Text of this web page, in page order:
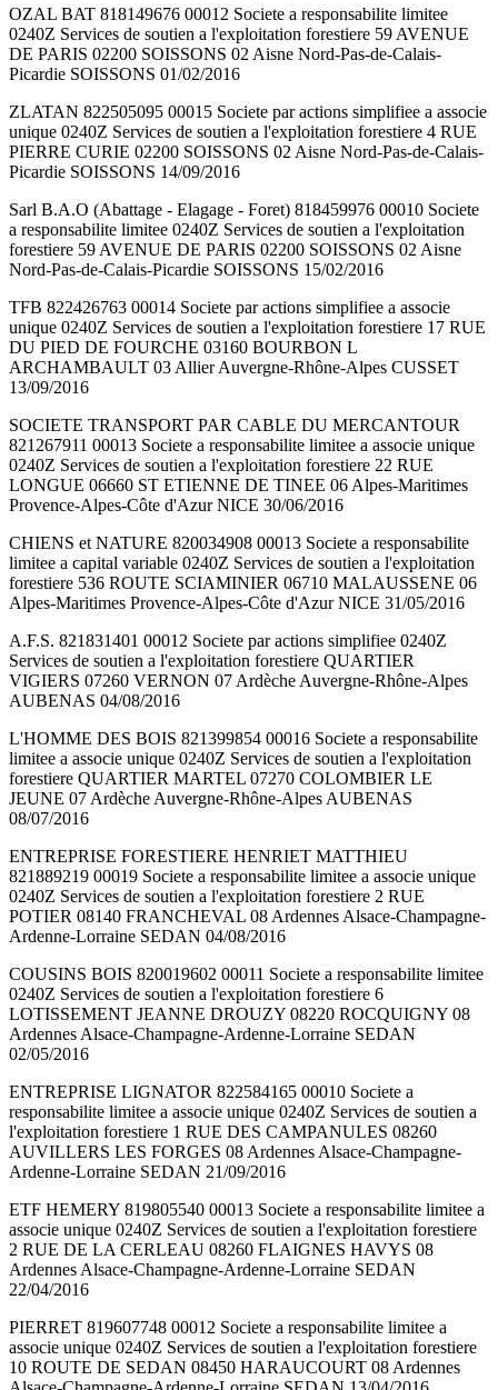
OZAL BAT 818149676 00012 Societe a responsabilite limitee
0240Z Services de soutien a l'exploitation forestiere 59 AVENUE
DE PARIS 02200 SOISSONS 02 Aisne Nord-Pas-de-Calais-
Picardie SOISSONS 01/02/2016
ZLATAN 822505095 00015 Societe par actions simplifiee a associe
unique 0240Z Services de soutien a l'exploitation forestiere 4 RUE
PIERRE CURIE 02200 SOISSONS 02 Aisne Nord-Pas-de-Calais-
Picardie SOISSONS 14/09/2016
Sarl B.A.O (Abattage - Elagage - Foret) 818459976 00010 Societe
a responsabilite limitee 0240Z Services de soutien a l'exploitation
forestiere 59 AVENUE DE PARIS 02200 SOISSONS 02 Aisne
Nord-Pas-de-Calais-Picardie SOISSONS 15/02/2016
TFB 822426763 00014 Societe par actions simplifiee a associe
unique 0240Z Services de soutien a l'exploitation forestiere 17 RUE
DU PIED DE FOURCHE 03160 BOURBON L
ARCHAMBAULT 03 Allier Auvergne-Rhône-Alpes CUSSET
13/09/2016
SOCIETE TRANSPORT PAR CABLE DU MERCANTOUR
821267911 00013 Societe a responsabilite limitee a associe unique
0240Z Services de soutien a l'exploitation forestiere 22 RUE
LONGUE 06660 ST ETIENNE DE TINEE 06 Alpes-Maritimes
Provence-Alpes-Côte d'Azur NICE 30/06/2016
CHIENS et NATURE 820034908 00013 Societe a responsabilite
limitee a capital variable 0240Z Services de soutien a l'exploitation
forestiere 536 ROUTE SCIAMINIER 06710 MALAUSSENE 06
Alpes-Maritimes Provence-Alpes-Côte d'Azur NICE 31/05/2016
A.F.S. 821831401 00012 Societe par actions simplifiee 0240Z
Services de soutien a l'exploitation forestiere QUARTIER
VIGIERS 07260 VERNON 07 Ardèche Auvergne-Rhône-Alpes
AUBENAS 04/08/2016
L'HOMME DES BOIS 821399854 00016 Societe a responsabilite
limitee a associe unique 0240Z Services de soutien a l'exploitation
forestiere QUARTIER MARTEL 07270 COLOMBIER LE
JEUNE 07 Ardèche Auvergne-Rhône-Alpes AUBENAS
08/07/2016
ENTREPRISE FORESTIERE HENRIET MATTHIEU
821889219 00019 Societe a responsabilite limitee a associe unique
0240Z Services de soutien a l'exploitation forestiere 2 RUE
POTIER 08140 FRANCHEVAL 08 Ardennes Alsace-Champagne-
Ardenne-Lorraine SEDAN 04/08/2016
COUSINS BOIS 820019602 00011 Societe a responsabilite limitee
0240Z Services de soutien a l'exploitation forestiere 6
LOTISSEMENT JEANNE DROUZY 08220 ROCQUIGNY 08
Ardennes Alsace-Champagne-Ardenne-Lorraine SEDAN
02/05/2016
ENTREPRISE LIGNATOR 822584165 00010 Societe a
responsabilite limitee a associe unique 0240Z Services de soutien a
l'exploitation forestiere 1 RUE DES CAMPANULES 08260
AUVILLERS LES FORGES 08 Ardennes Alsace-Champagne-
Ardenne-Lorraine SEDAN 21/09/2016
ETF HEMERY 819805540 00013 Societe a responsabilite limitee a
associe unique 0240Z Services de soutien a l'exploitation forestiere
2 RUE DE LA CERLEAU 08260 FLAIGNES HAVYS 08
Ardennes Alsace-Champagne-Ardenne-Lorraine SEDAN
22/04/2016
PIERRET 819607748 00012 Societe a responsabilite limitee a
associe unique 0240Z Services de soutien a l'exploitation forestiere
10 ROUTE DE SEDAN 08450 HARAUCOURT 08 Ardennes